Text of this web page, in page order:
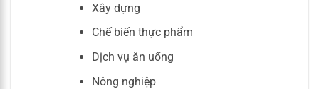
Xây dựng
Chế biến thực phẩm
Dịch vụ ăn uống
Nông nghiệp